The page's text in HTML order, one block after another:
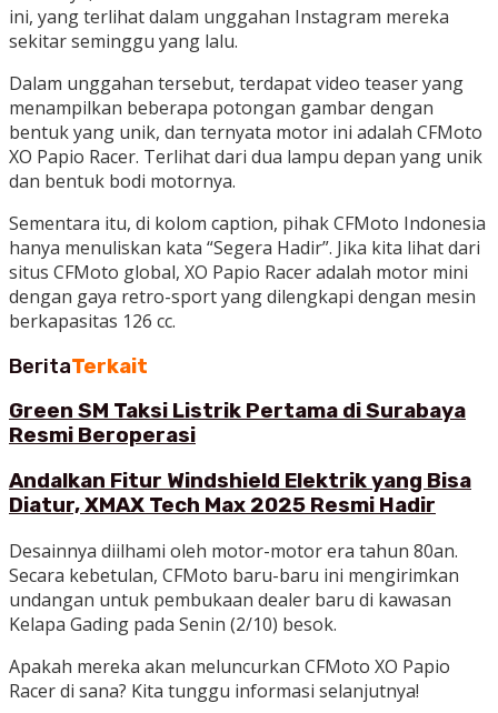
ini, yang terlihat dalam unggahan Instagram mereka
sekitar seminggu yang lalu.
Dalam unggahan tersebut, terdapat video teaser yang
menampilkan beberapa potongan gambar dengan
bentuk yang unik, dan ternyata motor ini adalah CFMoto
XO Papio Racer. Terlihat dari dua lampu depan yang unik
dan bentuk bodi motornya.
Sementara itu, di kolom caption, pihak CFMoto Indonesia
hanya menuliskan kata “Segera Hadir”. Jika kita lihat dari
situs CFMoto global, XO Papio Racer adalah motor mini
dengan gaya retro-sport yang dilengkapi dengan mesin
berkapasitas 126 cc.
BeritaTerkait
Green SM Taksi Listrik Pertama di Surabaya
Resmi Beroperasi
Andalkan Fitur Windshield Elektrik yang Bisa
Diatur, XMAX Tech Max 2025 Resmi Hadir
Desainnya diilhami oleh motor-motor era tahun 80an.
Secara kebetulan, CFMoto baru-baru ini mengirimkan
undangan untuk pembukaan dealer baru di kawasan
Kelapa Gading pada Senin (2/10) besok.
Apakah mereka akan meluncurkan CFMoto XO Papio
Racer di sana? Kita tunggu informasi selanjutnya!